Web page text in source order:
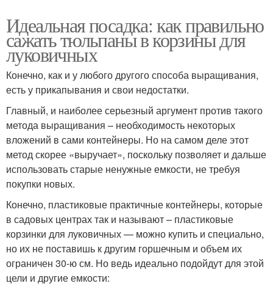
Идеальная посадка: как правильно
сажать тюльпаны в корзины для
луковичных
Конечно, как и у любого другого способа выращивания,
есть у прикапывания и свои недостатки.
Главный, и наиболее серьезный аргумент против такого
метода выращивания – необходимость некоторых
вложений в сами контейнеры. Но на самом деле этот
метод скорее «выручает», поскольку позволяет и дальше
использовать старые ненужные емкости, не требуя
покупки новых.
Конечно, пластиковые практичные контейнеры, которые
в садовых центрах так и называют – пластиковые
корзинки для луковичных — можно купить и специально,
но их не поставишь к другим горшечным и объем их
ограничен 30-ю см. Но ведь идеально подойдут для этой
цели и другие емкости: